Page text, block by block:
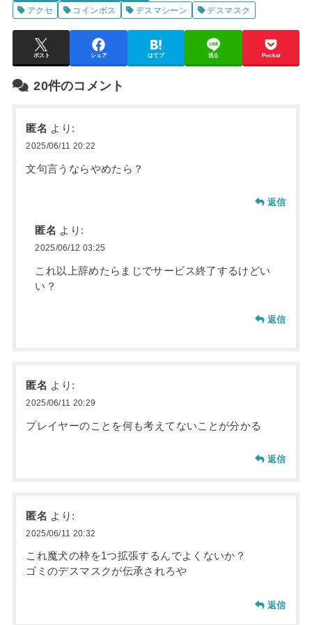
アクセ
コインボス デスマシーン デスマスク
ポスト シェア はてブ 送る Pocket
20件のコメント
匿名 より:
2025/06/11 20:22
文句言うならやめたら？
返信
匿名 より:
2025/06/12 03:25
これ以上辞めたらまじでサービス終了するけどい
い？
返信
匿名 より:
2025/06/11 20:29
プレイヤーのことを何も考えてないことが分かる
返信
匿名 より:
2025/06/11 20:32
これ魔犬の枠を1つ拡張するんでよくないか？
ゴミのデスマスクが伝承されろや
返信